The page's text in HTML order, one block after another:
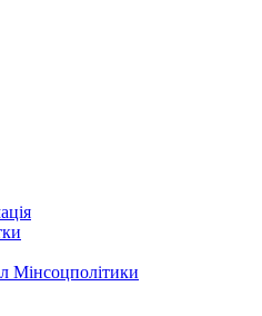
Мінсоцполітики